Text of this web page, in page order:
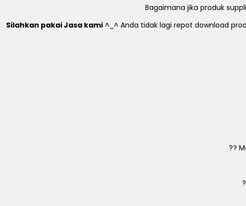
Bagaimana jika produk
Silahkan pakai Jasa kami^_^ Anda tidak lagi repot download
??